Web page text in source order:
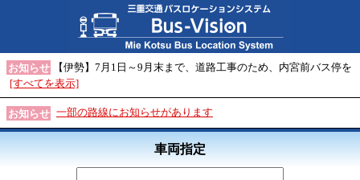
お知らせ
【伊勢】7月1日～9月末まで、道路工事のため、内宮前バス停を
[すべてを表示]
お知らせ 一部の路線にお知らせがあります
車両指定